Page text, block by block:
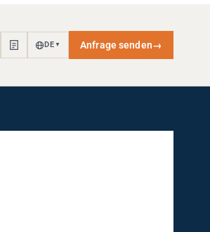
DE Anfrage senden